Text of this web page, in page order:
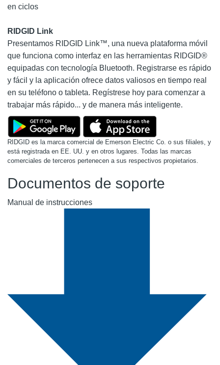
en ciclos
RIDGID Link
Presentamos RIDGID Link™, una nueva plataforma móvil
que funciona como interfaz en las herramientas RIDGID®
equipadas con tecnología Bluetooth. Registrarse es rápido
y fácil y la aplicación ofrece datos valiosos en tiempo real
en su teléfono o tableta. Regístrese hoy para comenzar a
trabajar más rápido... y de manera más inteligente.
RIDGID es la marca comercial de Emerson Electric Co. o sus filiales, y
está registrada en EE. UU. y en otros lugares. Todas las marcas
comerciales de terceros pertenecen a sus respectivos propietarios.
Documentos de soporte
Manual de instrucciones